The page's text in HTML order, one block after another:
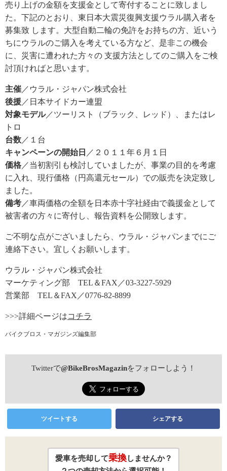
売り上げの金額を支援金として寄付することに致しまし
た。下記のとおり、東日本大震災復興支援ウラル購入者を
募集致 します。大型自動二輪の免許をお持ちの方、近いう
ちにウラルのご購入を考えている方など、是非この機会
に、災害に遭われた方々の 支援方法としてのご購入をご検
討頂ければと思います。
主催 ／ウラル・ジャパン株式会社
後援 ／日本サイドカー連盟
対象モデル／ツーリスト（ブラック、レッド）、またはレ
トロ
台数 ／１台
キャンペーンの開始日 ／２０１１年６月１日
価格 ／当初割引も検討していましたが、事業の目的を考慮
に入れ、現行価格（円高還元セール）での販売を決定致し
ました。
備考 ／車両価格の全額を日本赤十字社経由で義援金として
被害者の方々に寄付し、報告資料を公開致します。
ご不明な点がございましたら、ウラル・ジャパンまでにご
連絡下さい。宜しくお願いします。
ウラル・ジャパン株式会社
マーケティング部 TEL＆FAX／03-3227-5929
営業部 TEL＆FAX／0776-82-8899
>>>詳細ページはコチラ
バイクブロス・マガジンズ編集部
Twitterで@BikeBrosMagazinをフォローしよう！
ツイートする シェアする
愛車を売却して乗換しませんか？